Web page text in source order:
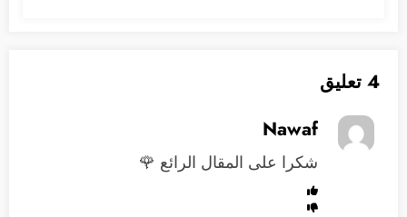
4 تعليق
Nawaf
شكرا على المقال الرائع 🌹